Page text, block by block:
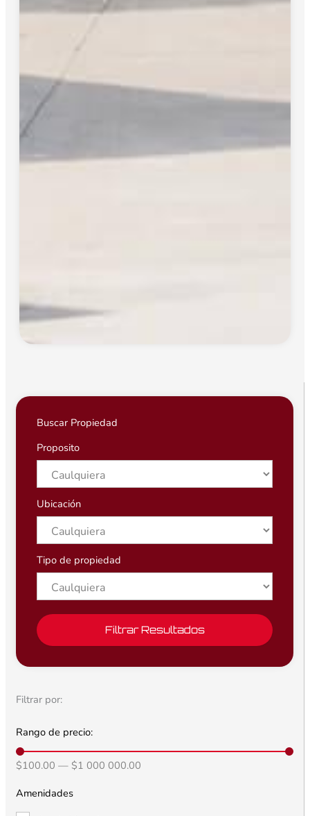
Buscar Propiedad
Proposito
Ubicación
Tipo de propiedad
Filtrar Resultados
Filtrar por:
Rango de precio:
$100.00 — $1 000 000.00
Amenidades